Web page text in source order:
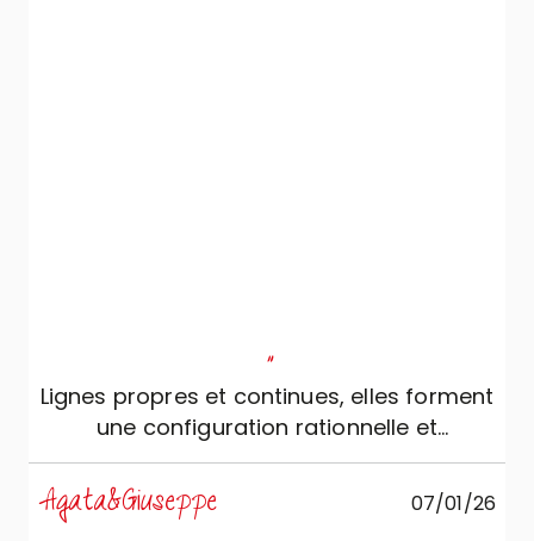
"
Lignes propres et continues, elles forment
une configuration rationnelle et
ergonomique, conçue pour qui aime la
beauté silencieuse et la fonctionnalité
Agata&Giuseppe 07/01/26